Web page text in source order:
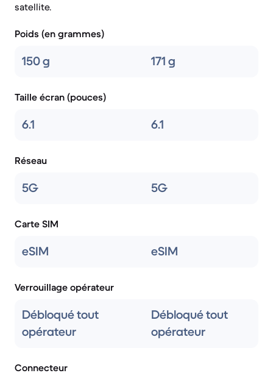
satellite.
Poids (en grammes)
150 g 171 g
Taille écran (pouces)
6.1 6.1
Réseau
5G 5G
Carte SIM
eSIM eSIM
Verrouillage opérateur
Débloqué tout
opérateur
Débloqué tout
opérateur
Connecteur